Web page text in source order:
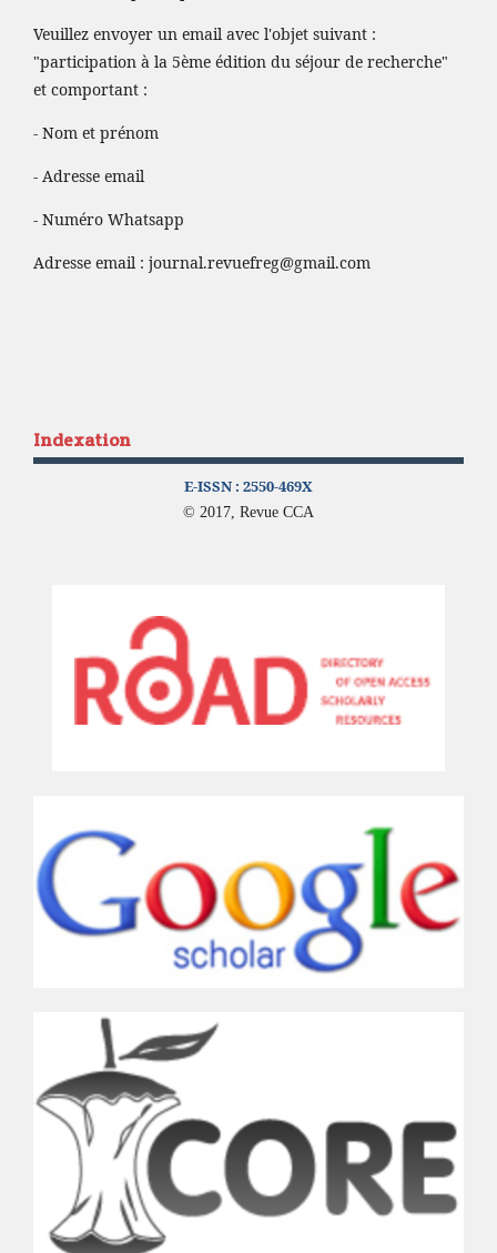
Veuillez envoyer un email avec l'objet suivant :
"participation à la 5ème édition du séjour de recherche"
et comportant :
- Nom et prénom
- Adresse email
- Numéro Whatsapp
Adresse email : journal.revuefreg@gmail.com
Indexation
E-ISSN : 2550-469X
© 2017, Revue CCA